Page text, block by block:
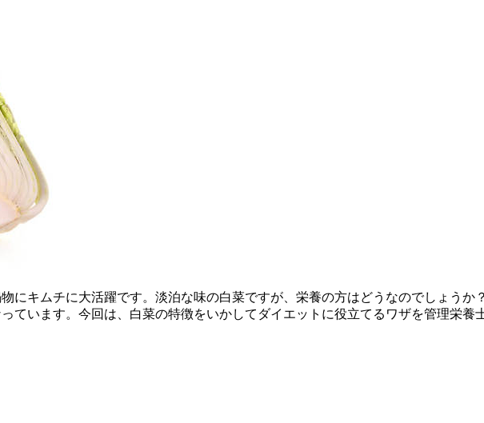
にキムチに大活躍です。淡泊な味の白菜ですが、栄養の方はどうなのでしょうか
ています。今回は、白菜の特徴をいかしてダイエットに役立てるワザを管理栄養